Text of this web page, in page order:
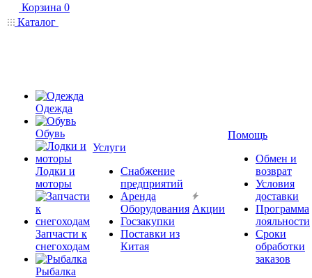
Корзина 0
Каталог
Одежда
Обувь
Лодки и
моторы
Запчасти к
снегоходам
Рыбалка
Услуги
Снабжение
предприятий
Аренда
Оборудования
Госзакупки
Поставки из
Китая
Акции
Помощь
Обмен и
возврат
Условия
доставки
Программа
лояльности
Сроки
обработки
заказов